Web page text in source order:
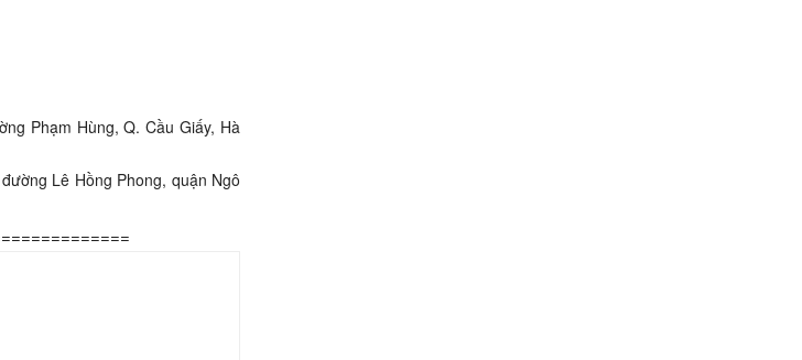
Phạm Hùng, Q. Cầu Giấy, Hà
Lê Hồng Phong, quận Ngô